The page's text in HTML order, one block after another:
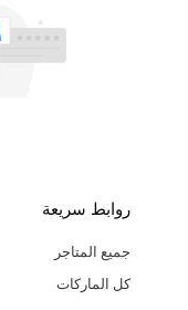
روابط سريعة
جميع المتاجر
كل الماركات